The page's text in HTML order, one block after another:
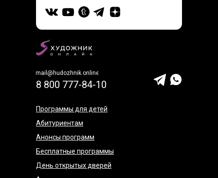
mail@hudozhnik.online
8 800 777-84-10
Программы для детей
Абитуриентам
Анонсы программ
Бесплатные программы
День открытых дверей